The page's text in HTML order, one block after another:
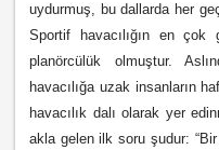
uydurmuş, bu dallarda her
Sportif havacılığın en çok
planörcülük olmuştur.
havacılığa uzak insanların
havacılık dalı olarak yer
akla gelen ilk soru şudur: